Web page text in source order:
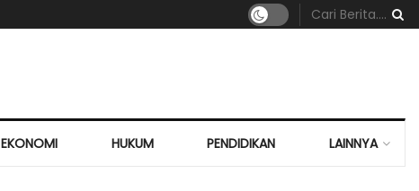
EKONOMI HUKUM PENDIDIKAN LAINNYA